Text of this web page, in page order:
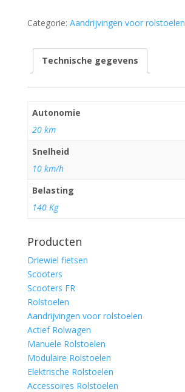
Categorie: Aandrijvingen voor rolstoelen
Technische gegevens
Autonomie
20 km
Snelheid
10 km/h
Belasting
140 Kg
Producten
Driewiel fietsen
Scooters
Scooters FR
Rolstoelen
Aandrijvingen voor rolstoelen
Actief Rolwagen
Manuele Rolstoelen
Modulaire Rolstoelen
Elektrische Rolstoelen
Accessoires Rolstoelen